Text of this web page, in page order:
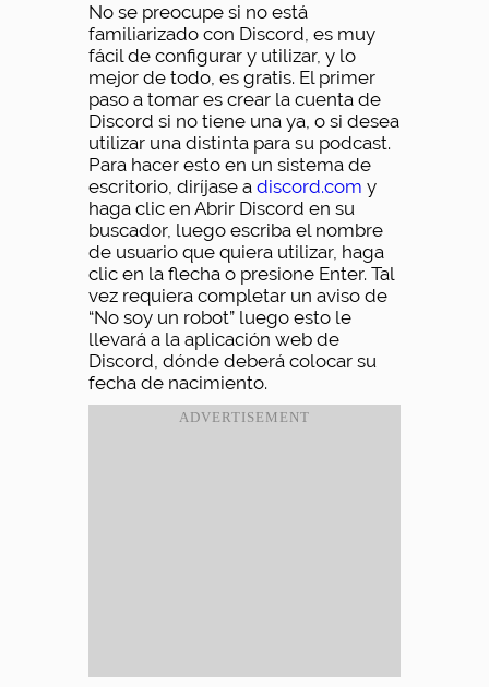
No se preocupe si no está
familiarizado con Discord, es muy
fácil de configurar y utilizar, y lo
mejor de todo, es gratis. El primer
paso a tomar es crear la cuenta de
Discord si no tiene una ya, o si desea
utilizar una distinta para su podcast.
Para hacer esto en un sistema de
escritorio, diríjase adiscord.com y
haga clic en Abrir Discord en su
buscador, luego escriba el nombre
de usuario que quiera utilizar, haga
clic en la flecha o presione Enter. Tal
vez requiera completar un aviso de
“No soy un robot” luego esto le
llevará a la aplicación web de
Discord, dónde deberá colocar su
fecha de nacimiento.